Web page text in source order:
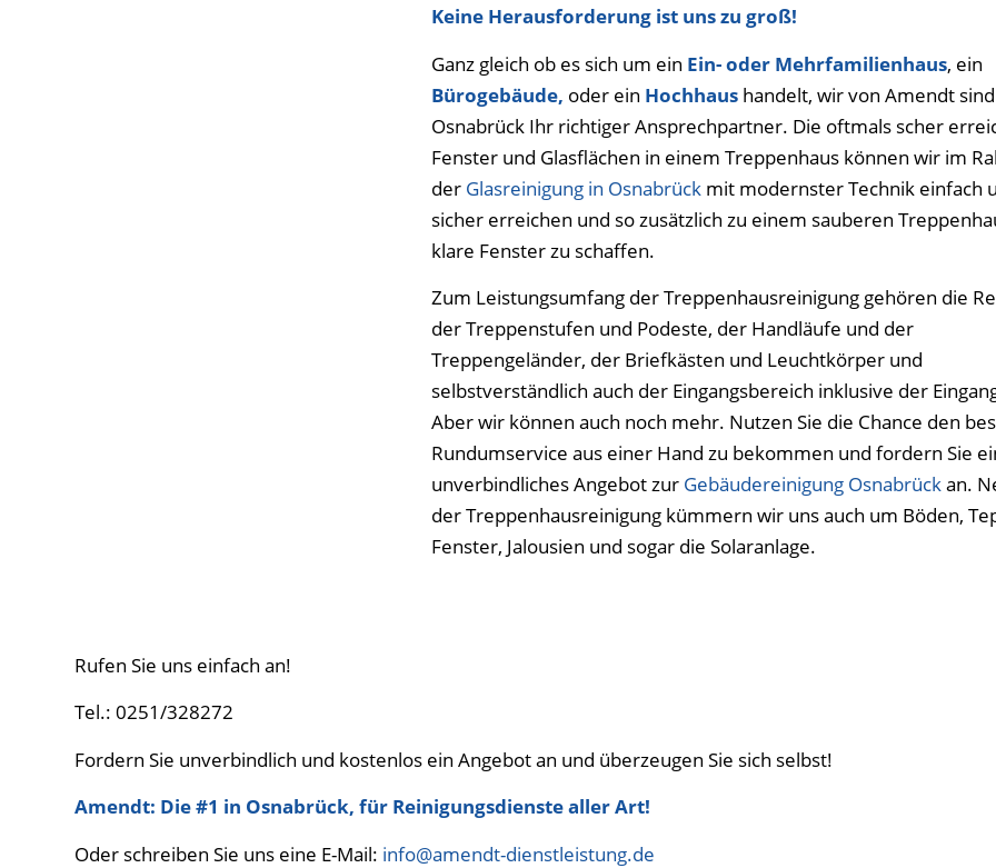
Keine Herausforderung ist uns zu groß!
Ganz gleich ob es sich um ein Ein- oder Mehrfamilienhaus, ein
Bürogebäude, oder ein Hochhaushandelt, wir von Amendt
Osnabrück Ihr richtiger Ansprechpartner. Die oftmals scher
Fenster und Glasflächen in einem Treppenhaus können wir im
der Glasreinigung in Osnabrückmit modernster Technik einfach
sicher erreichen und so zusätzlich zu einem sauberen
klare Fenster zu schaffen.
Zum Leistungsumfang der Treppenhausreinigung gehören die
der Treppenstufen und Podeste, der Handläufe und der
Treppengeländer, der Briefkästen und Leuchtkörper und
selbstverständlich auch der Eingangsbereich inklusive der
Aber wir können auch noch mehr. Nutzen Sie die Chance den
Rundumservice aus einer Hand zu bekommen und fordern Sie
unverbindliches Angebot zur Gebäudereinigung Osnabrückan.
der Treppenhausreinigung kümmern wir uns auch um Böden,
Fenster, Jalousien und sogar die Solaranlage.
Rufen Sie uns einfach an!
Tel.: 0251/328272
Fordern Sie unverbindlich und kostenlos ein Angebot an und überzeugen Sie sich selbst!
Amendt: Die #1 in Osnabrück, für Reinigungsdienste aller Art!
Oder schreiben Sie uns eine E-Mail: info@amendt-dienstleistung.de